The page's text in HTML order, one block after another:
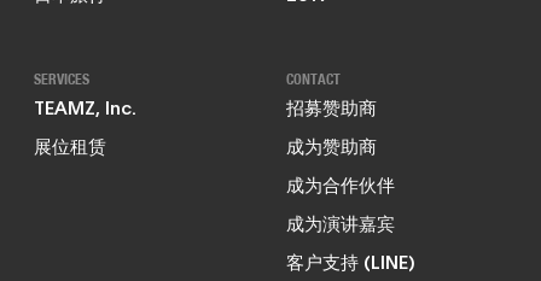
SERVICES
TEAMZ, Inc.
展位租赁
CONTACT
招募赞助商
成为赞助商
成为合作伙伴
成为演讲嘉宾
客户支持 (LINE)